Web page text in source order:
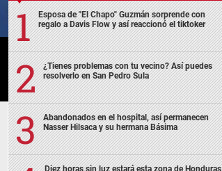
Esposa de "El Chapo" Guzmán sorprende con
regalo a Davis Flow y así reaccionó el tiktoker
¿Tienes problemas con tu vecino? Así puedes
resolverlo en San Pedro Sula
Abandonados en el hospital, así permanecen
Nasser Hilsaca y su hermana Básima
Diez horas sin luz estará esta zona de Honduras